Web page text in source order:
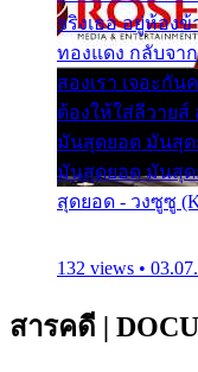
จริงเธอ อยู่ห้อง
ทองแดง กลับจา
สองเรา เจอะกัน
ต้องให้ใส่ลีวาย
มันสุดยอด มันสุ
มันสุดยอด มันสุ
สุดยอด - วงซูซู
132 views •
สารคดี |